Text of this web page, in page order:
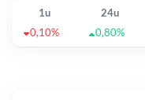
1u 24u
0,10%
0,80%